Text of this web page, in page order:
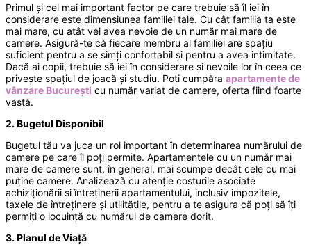
Primul și cel mai important factor pe care trebuie să îl iei în
considerare este dimensiunea familiei tale. Cu cât familia ta este
mai mare, cu atât vei avea nevoie de un număr mai mare de
camere. Asigură-te că fiecare membru al familiei are spațiu
suficient pentru a se simți confortabil și pentru a avea intimitate.
Dacă ai copii, trebuie să iei în considerare și nevoile lor în ceea ce
privește spațiul de joacă și studiu. Poți cumpăra apartamente de
vânzare București cu număr variat de camere, oferta fiind foarte
vastă.
2. Bugetul Disponibil
Bugetul tău va juca un rol important în determinarea numărului de
camere pe care îl poți permite. Apartamentele cu un număr mai
mare de camere sunt, în general, mai scumpe decât cele cu mai
puține camere. Analizează cu atenție costurile asociate
achiziționării și întreținerii apartamentului, inclusiv impozitele,
taxele de întreținere și utilitățile, pentru a te asigura că poți să îți
permiți o locuință cu numărul de camere dorit.
3. Planul de Viață